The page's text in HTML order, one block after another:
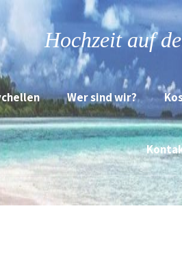
Hochzeit auf
Wer sind wir?